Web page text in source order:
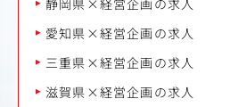
愛知県×経営企画の求人
三重県×経営企画の求人
滋賀県×経営企画の求人